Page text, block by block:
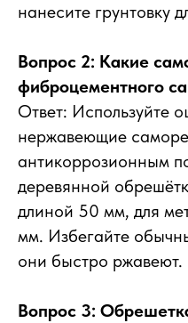
нанесите грунтовку
Вопрос 2: Какие
фиброцементного
Ответ: Используйте
нержавеющие
антикоррозионным
деревянной
длиной 50 мм, для
мм. Избегайте
они быстро ржавеют.
Вопрос 3: